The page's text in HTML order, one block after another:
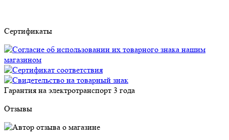
Сертификаты
Гарантия на электротранспорт 3 года
Отзывы